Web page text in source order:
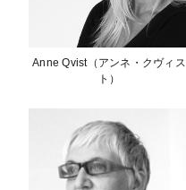
Anne Qvist（アンネ・クヴィス
ト）